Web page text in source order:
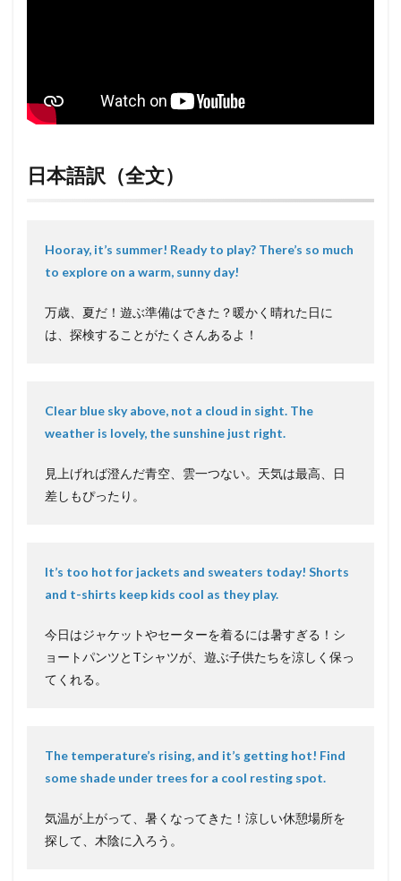
日本語訳（全文）
Hooray, it’s summer! Ready to play? There’s so much
to explore on a warm, sunny day!
万歳、夏だ！遊ぶ準備はできた？暖かく晴れた日に
は、探検することがたくさんあるよ！
Clear blue sky above, not a cloud in sight. The
weather is lovely, the sunshine just right.
見上げれば澄んだ青空、雲一つない。天気は最高、日
差しもぴったり。
It’s too hot for jackets and sweaters today! Shorts
and t-shirts keep kids cool as they play.
今日はジャケットやセーターを着るには暑すぎる！シ
ョートパンツとTシャツが、遊ぶ子供たちを涼しく保っ
てくれる。
The temperature’s rising, and it’s getting hot! Find
some shade under trees for a cool resting spot.
気温が上がって、暑くなってきた！涼しい休憩場所を
探して、木陰に入ろう。